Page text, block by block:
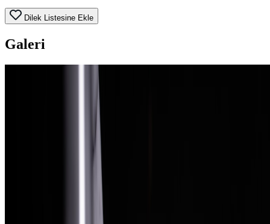
Dilek Listesine Ekle
Galeri